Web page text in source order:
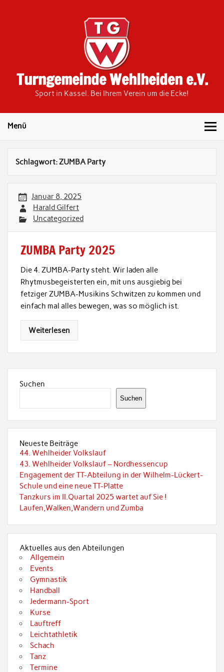
Turngemeinde Wehlheiden e.V.
Sport in Kassel. Bei Ihrem Verein um die Ecke!
Menü
Schlagwort:ZUMBA Party
Januar 8, 2025
Harald Gilfert
Uncategorized
ZUMBA Party 2025
Die 4. ZUMBA-Party steht. Wir laden alle
Rhytmusbegeisterten ein, mit uns ausgiebig bei
fetziger ZUMBA-Musikins Schwitzen zu kommen und
einfach mal alles bewegen, was so möglich ist.
Weiterlesen
Suchen
Suchen
Neueste Beiträge
44. Wehlheider Volkslauf
43. Wehlheider Volkslauf – Nordhessencup
Engagement der TT-Abteilung in der Wilhelm-Lückert-
Schule und eine neue TT-Platte
Tanzkurs im II.Quartal 2025 wartet auf Sie !
Laufen,Walken,Wandern und Zumba
Aktuelles aus den Abteilungen
Allgemein
Events
Gymnastik
Handball
Jedermann-Sport
Kurse
Lauftreff
Leichtathletik
Schach
Tanz
Termine